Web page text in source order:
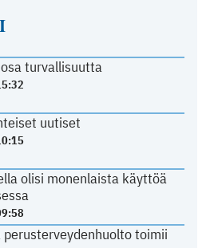
turvallisuutta
uutiset
olisi monenlaista käyttöä
perusterveydenhuolto toimii